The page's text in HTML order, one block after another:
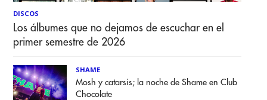
DISCOS
Los álbumes que no dejamos de escuchar en el
primer semestre de 2026
SHAME
Mosh y catarsis; la noche de Shame en Club
Chocolate